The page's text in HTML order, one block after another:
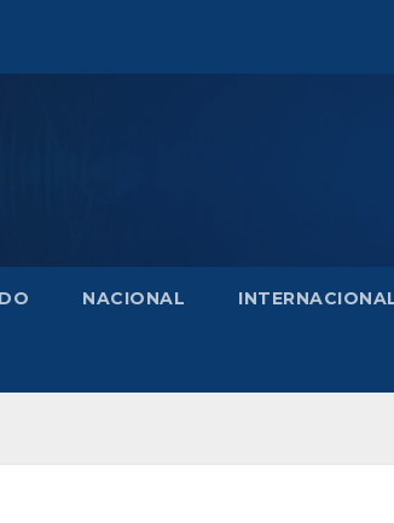
NACIONAL